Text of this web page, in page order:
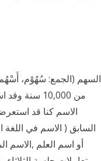
السهم (الجمع: سُهُوْم،
من 10,000
السابق ( الاسم في اللغة
أو اسم العلم ,الاسم